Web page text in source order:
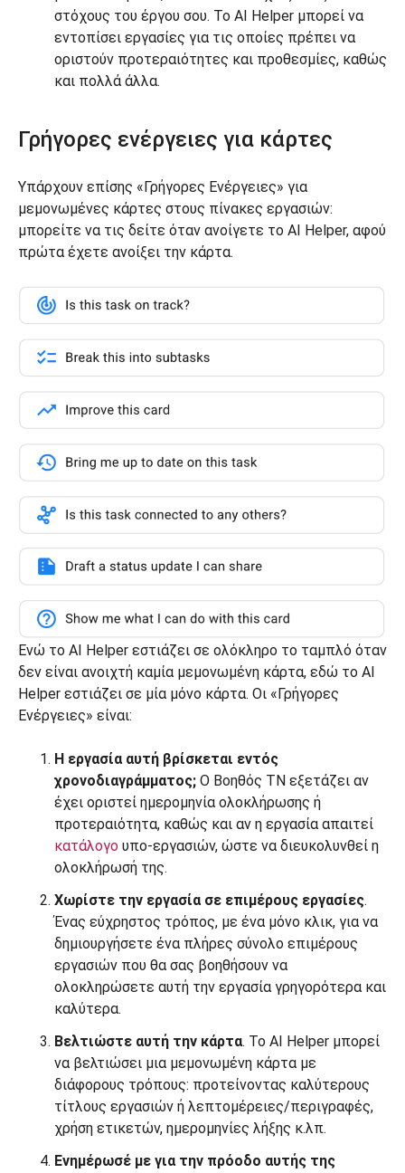
στόχους του έργου σου. Το AI Helper μπορεί να
εντοπίσει εργασίες για τις οποίες πρέπει να
οριστούν προτεραιότητες και προθεσμίες, καθώς
και πολλά άλλα.
Γρήγορες ενέργειες για κάρτες
Υπάρχουν επίσης «Γρήγορες Ενέργειες» για
μεμονωμένες κάρτες στους πίνακες εργασιών:
μπορείτε να τις δείτε όταν ανοίγετε το AI Helper, αφού
πρώτα έχετε ανοίξει την κάρτα.
Ενώ το AI Helper εστιάζει σε ολόκληρο το ταμπλό όταν
δεν είναι ανοιχτή καμία μεμονωμένη κάρτα, εδώ το AI
Helper εστιάζει σε μία μόνο κάρτα. Οι «Γρήγορες
Ενέργειες» είναι:
Η εργασία αυτή βρίσκεται εντός
χρονοδιαγράμματος; Ο Βοηθός ΤΝ εξετάζει αν
έχει οριστεί ημερομηνία ολοκλήρωσης ή
προτεραιότητα, καθώς και αν η εργασία απαιτεί
κατάλογο υπο-εργασιών, ώστε να διευκολυνθεί η
ολοκλήρωσή της.
Χωρίστε την εργασία σε επιμέρους εργασίες.
Ένας εύχρηστος τρόπος, με ένα μόνο κλικ, για να
δημιουργήσετε ένα πλήρες σύνολο επιμέρους
εργασιών που θα σας βοηθήσουν να
ολοκληρώσετε αυτή την εργασία γρηγορότερα και
καλύτερα.
Βελτιώστε αυτή την κάρτα. Το AI Helper μπορεί
να βελτιώσει μια μεμονωμένη κάρτα με
διάφορους τρόπους: προτείνοντας καλύτερους
τίτλους εργασιών ή λεπτομέρειες/περιγραφές,
χρήση ετικετών, ημερομηνίες λήξης κ.λπ.
Ενημέρωσέ με για την πρόοδο αυτής της